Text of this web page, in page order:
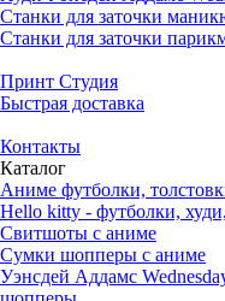
Станки для заточки
Станки для заточки
Принт Студия
Быстрая доставка
Контакты
Каталог
Аниме футболки,
Hello kitty - футболки,
Свитшоты с аниме
Сумки шопперы с аниме
Уэнсдей Аддамс